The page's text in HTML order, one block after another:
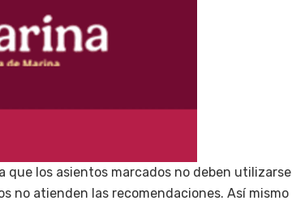
que los asientos marcados no deben utilizarse
no atienden las recomendaciones. Así mismo